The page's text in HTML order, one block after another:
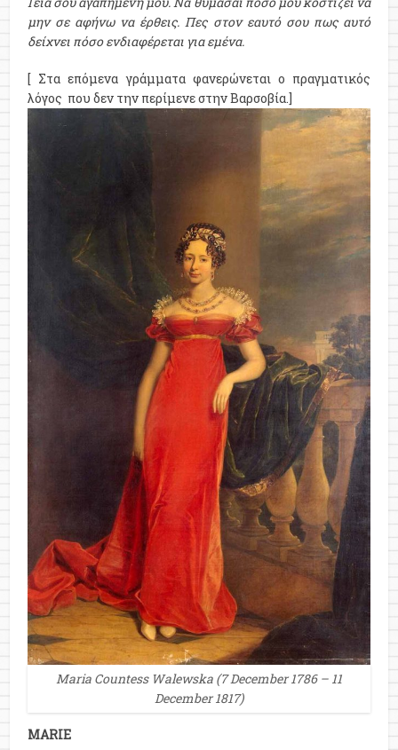
μην σε αφήνω να έρθεις. Πες στον εαυτό σου πως αυτό
δείχνει πόσο ενδιαφέρεται για εμένα.
[ Στα επόμενα γράμματα φανερώνεται ο πραγματικός
λόγος που δεν την περίμενε στην Βαρσοβία.]
Maria Countess Walewska (7 December 1786 – 11
December 1817)
MARIE